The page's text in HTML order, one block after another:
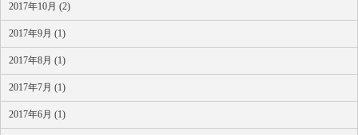
2017年10月 (2)
2017年9月 (1)
2017年8月 (1)
2017年7月 (1)
2017年6月 (1)